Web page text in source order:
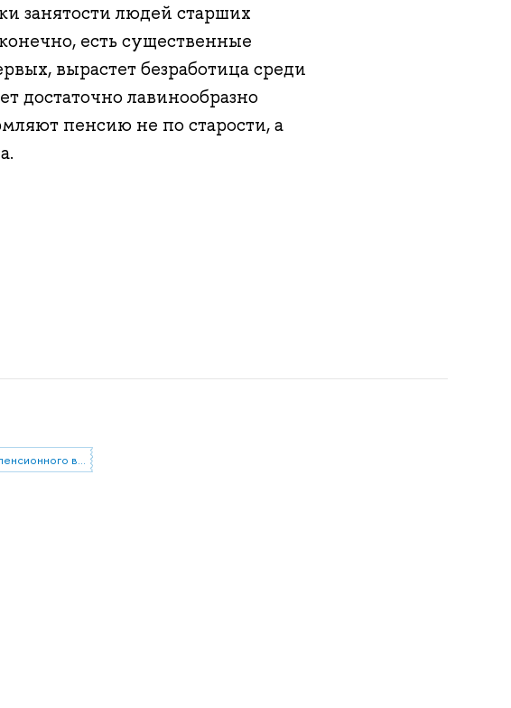
занятости людей старших
есть существенные
вырастет безработица среди
достаточно лавинообразно
пенсию не по старости, а
повышение пенсионного возраста